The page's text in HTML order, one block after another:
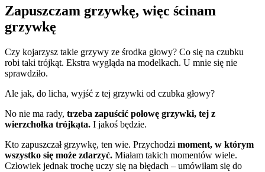
Zapuszczam grzywkę, więc ścinam
grzywkę
Czy kojarzysz takie grzywy ze środka głowy? Co się na czubku
robi taki trójkąt. Ekstra wygląda na modelkach. U mnie się nie
sprawdziło.
Ale jak, do licha, wyjść z tej grzywki od czubka głowy?
No nie ma rady, trzeba zapuścić połowę grzywki, tej z
wierzchołka trójkąta. I jakoś będzie.
Kto zapuszczał grzywkę, ten wie. Przychodzi moment, w którym
wszystko się może zdarzyć. Miałam takich momentów wiele.
Człowiek jednak trochę uczy się na błędach – umówiłam się do